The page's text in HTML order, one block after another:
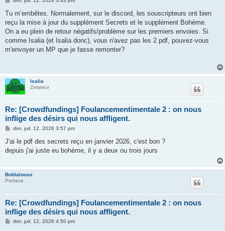
s
a
g
Tu m’embêtes. Normalement, sur le discord, les souscripteurs ont bien
reçu la mise à jour du supplément Secrets et le supplément Bohème.
On a eu plein de retour négatifs/problème sur les premiers envoies. Si
comme Isalia (et Isalia donc), vous n'avez pas les 2 pdf, pouvez-vous
m'envoyer un MP que je fasse remonter?
Isalia
Zelateur
Re: [Crowdfundings] Foulancementimentale 2 : on nous
inflige des désirs qui nous affligent.
M
s
a
dim. juil. 12, 2026 3:57 pm
J'ai le pdf des secrets reçu en janvier 2026, c'est bon ?
depuis j'ai juste eu bohème, il y a deux ou trois jours
Boblalouse
Profane
Re: [Crowdfundings] Foulancementimentale 2 : on nous
inflige des désirs qui nous affligent.
Mdim. juil. 12, 2026 4:50 pm